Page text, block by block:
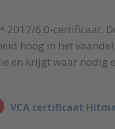
2017/6.0-certificaat.
hoog in het
en krijgt waar nodig
VCA certificaat